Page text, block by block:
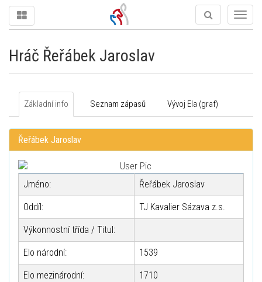
Hráč Řeřábek Jaroslav
Základní info Seznam zápasů Vývoj Ela (graf)
Řeřábek Jaroslav
Jméno: Řeřábek Jaroslav
Oddíl: TJ Kavalier Sázava z.s.
Výkonnostní třída / Titul:
Elo národní: 1539
Elo mezinárodní: 1710